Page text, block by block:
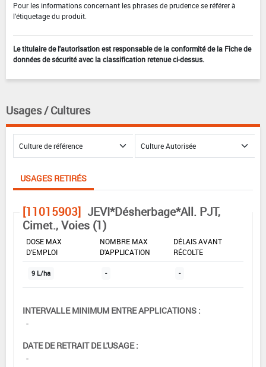
Pour les informations concernant les phrases de prudence se référer à
l'étiquetage du produit.
Le titulaire de l'autorisation est responsable de la conformité de la Fiche de
données de sécurité avec la classification retenue ci-dessus.
Usages / Cultures
USAGES RETIRÉS
[11015903] JEVI*Désherbage*All. PJT,
Cimet., Voies (1)
DOSE MAX
D'EMPLOI
NOMBRE MAX
D'APPLICATION
DÉLAIS AVANT
RÉCOLTE
9 L/ha - -
INTERVALLE MINIMUM ENTRE APPLICATIONS :
-
DATE DE RETRAIT DE L'USAGE :
-